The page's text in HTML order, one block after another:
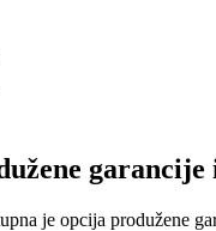
je opcija produžene